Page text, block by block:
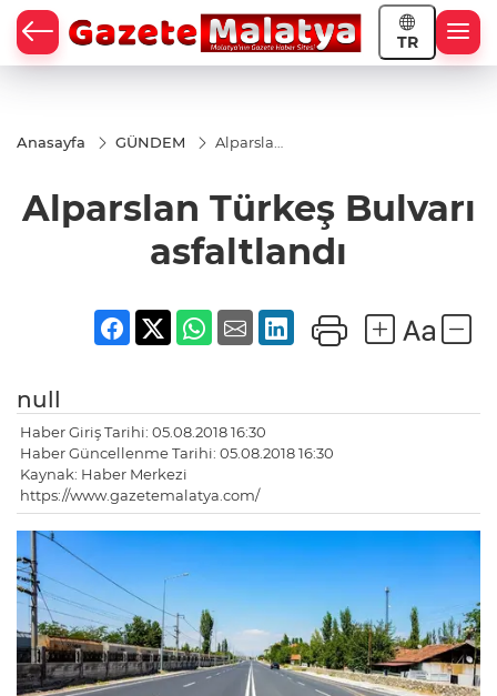
TR
Anasayfa GÜNDEM
Alparslan
asfaltlandı
Alparslan Türkeş Bulvarı
asfaltlandı
null
Haber Giriş Tarihi: 05.08.2018 16:30
Haber Güncellenme Tarihi: 05.08.2018 16:30
Kaynak: Haber Merkezi
https://www.gazetemalatya.com/